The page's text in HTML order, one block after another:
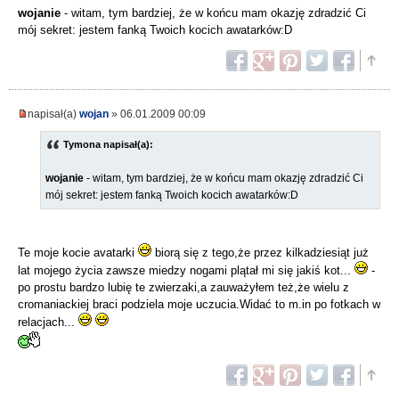
wojanie - witam, tym bardziej, że w końcu mam okazję zdradzić Ci
mój sekret: jestem fanką Twoich kocich awatarków:D
napisał(a) wojan » 06.01.2009 00:09
Tymona napisał(a):
wojanie - witam, tym bardziej, że w końcu mam okazję zdradzić Ci
mój sekret: jestem fanką Twoich kocich awatarków:D
Te moje kocie avatarki
biorą się z tego,że przez kilkadziesiąt już
lat mojego życia zawsze miedzy nogami plątał mi się jakiś kot...
-
po prostu bardzo lubię te zwierzaki,a zauważyłem też,że wielu z
cromaniackiej braci podziela moje uczucia.Widać to m.in po fotkach w
relacjach...